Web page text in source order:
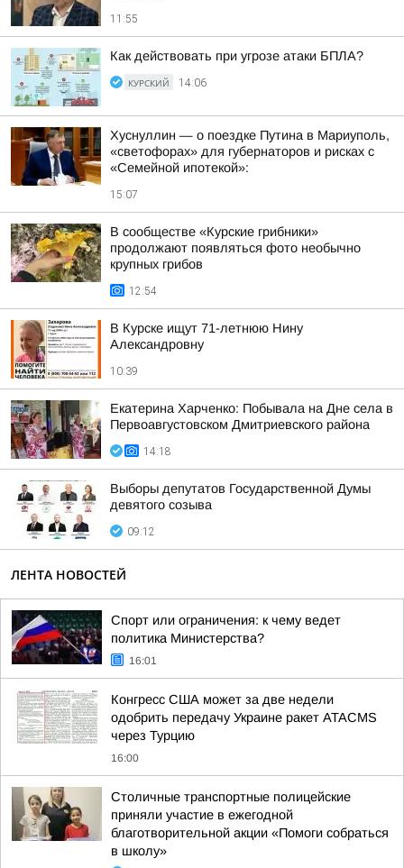
11:55
Как действовать при угрозе атаки БПЛА?
КУРСКИЙ 14:06
Хуснуллин — о поездке Путина в Мариуполь,
«светофорах» для губернаторов и рисках с
«Семейной ипотекой»:
15:07
В сообществе «Курские грибники»
продолжают появляться фото необычно
крупных грибов
12:54
В Курске ищут 71-летнюю Нину
Александровну
10:39
Екатерина Харченко: Побывала на Дне села в
Первоавгустовском Дмитриевского района
14:18
Выборы депутатов Государственной Думы
девятого созыва
09:12
ЛЕНТА НОВОСТЕЙ
Спорт или ограничения: к чему ведет
политика Министерства?
16:01
Конгресс США может за две недели
одобрить передачу Украине ракет ATACMS
через Турцию
16:00
Столичные транспортные полицейские
приняли участие в ежегодной
благотворительной акции «Помоги собраться
в школу»